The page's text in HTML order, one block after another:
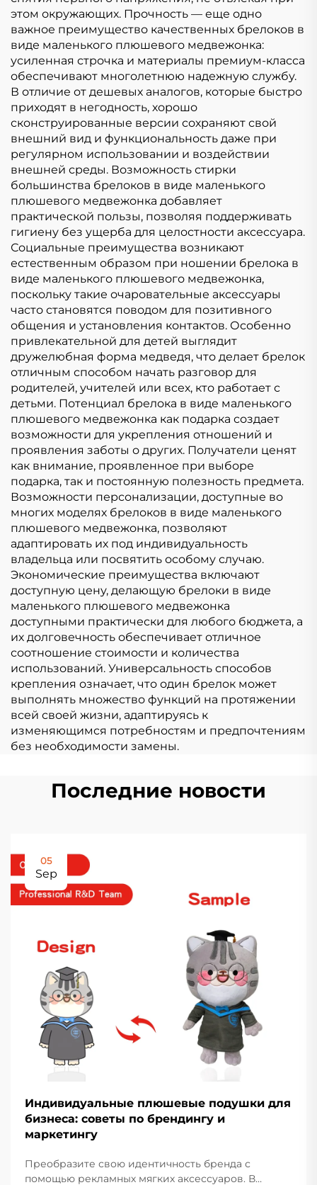
этом окружающих. Прочность — еще одно
важное преимущество качественных брелоков в
виде маленького плюшевого медвежонка:
усиленная строчка и материалы премиум-класса
обеспечивают многолетнюю надежную службу.
В отличие от дешевых аналогов, которые быстро
приходят в негодность, хорошо
сконструированные версии сохраняют свой
внешний вид и функциональность даже при
регулярном использовании и воздействии
внешней среды. Возможность стирки
большинства брелоков в виде маленького
плюшевого медвежонка добавляет
практической пользы, позволяя поддерживать
гигиену без ущерба для целостности аксессуара.
Социальные преимущества возникают
естественным образом при ношении брелока в
виде маленького плюшевого медвежонка,
поскольку такие очаровательные аксессуары
часто становятся поводом для позитивного
общения и установления контактов. Особенно
привлекательной для детей выглядит
дружелюбная форма медведя, что делает брелок
отличным способом начать разговор для
родителей, учителей или всех, кто работает с
детьми. Потенциал брелока в виде маленького
плюшевого медвежонка как подарка создает
возможности для укрепления отношений и
проявления заботы о других. Получатели ценят
как внимание, проявленное при выборе
подарка, так и постоянную полезность предмета.
Возможности персонализации, доступные во
многих моделях брелоков в виде маленького
плюшевого медвежонка, позволяют
адаптировать их под индивидуальность
владельца или посвятить особому случаю.
Экономические преимущества включают
доступную цену, делающую брелоки в виде
маленького плюшевого медвежонка
доступными практически для любого бюджета, а
их долговечность обеспечивает отличное
соотношение стоимости и количества
использований. Универсальность способов
крепления означает, что один брелок может
выполнять множество функций на протяжении
всей своей жизни, адаптируясь к
изменяющимся потребностям и предпочтениям
без необходимости замены.
Последние новости
05
Sep
Индивидуальные плюшевые подушки для
бизнеса: советы по брендингу и
маркетингу
Преобразите свою идентичность бренда с
помощью рекламных мягких аксессуаров. В